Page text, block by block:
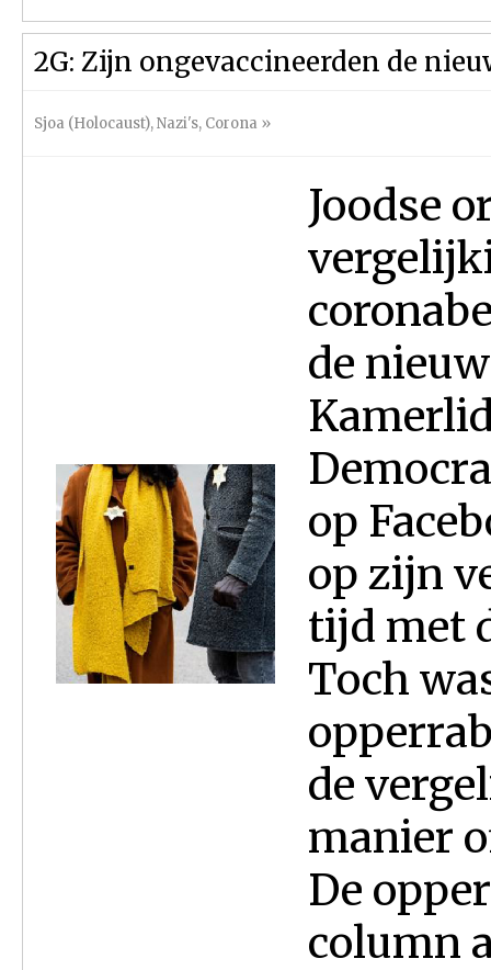
2G: Zijn ongevaccineerden de
Sjoa (Holocaust),Nazi's, Corona »
Joodse
de
op
op zijn
tijd met
Toch
de
manier
De
column